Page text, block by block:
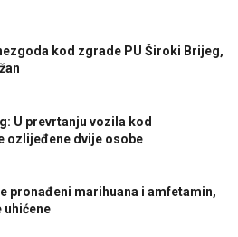
kod zgrade PU Široki Brijeg,
U prevrtanju vozila kod
ozlijeđene dvije osobe
pronađeni marihuana i amfetamin,
uhićene